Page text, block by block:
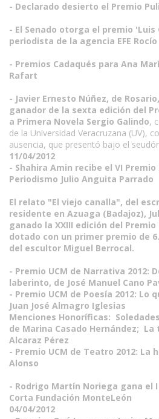
- Declarado desierto el Premio
- El Senado otorga el premio 'Luis
periodista de la agencia EFE
- Premios Cadaqués para Ana
Rafart
- Javier Ernesto Núñez, de
ganador de la sexta edición del
a Primera Novela Sergio Galindo,
de la Universidad Veracruzana (UV),
ausencia, que presentó bajo el
11/04/2012
- Shahira Amin recibe el VI
Periodismo Julio Anguita Parrado
El relato "El viejo canalla", del
residente en Azuaga (Badajoz),
ganado la XXIII edición del
dotado con un primer premio de
del escultor Miguel Berrocal.
- Premio UCM de Narrativa 2012:
laberinto, de José Manuel Cano
- Premio UCM de Poesía 2012: Lo
Juan José Almagro Iglesias
Menciones Honoríficas:
de Marina Casado Hernández; La
Alcaraz Pérez
- Premio UCM de Teatro 2012: La
Alonso
- Rodrigo Martín Noriega gana el
Corta Fundación MonteLeón
04/04/2012